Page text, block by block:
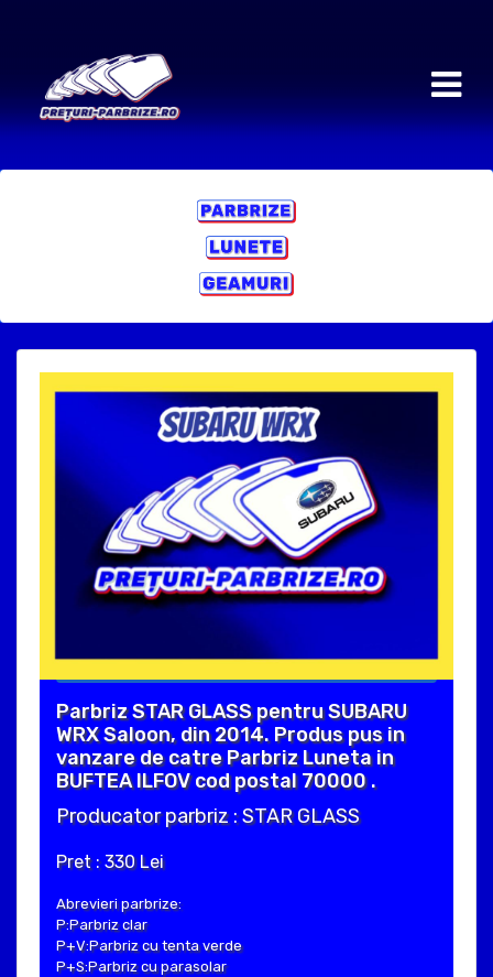
Parbriz STAR GLASS pentru SUBARU
WRX Saloon, din 2014. Produs pus in
vanzare de catre Parbriz Luneta in
BUFTEA ILFOV cod postal 70000 .
Producator parbriz : STAR GLASS
Pret : 330 Lei
Abrevieri parbrize:
P:Parbriz clar
P+V:Parbriz cu tenta verde
P+S:Parbriz cu parasolar